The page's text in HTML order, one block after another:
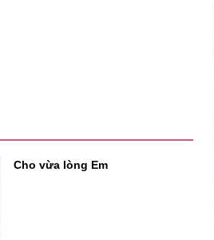
Cho vừa lòng Em